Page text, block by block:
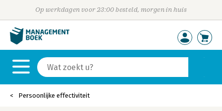
Op werkdagen voor 23:00 besteld, morgen in huis
Persoonlijke effectiviteit